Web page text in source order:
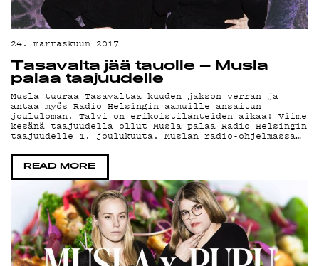
G LIVELAB
24. marraskuun 2017
Tasavalta jää tauolle – Musla
palaa taajuudelle
Musla tuuraa Tasavaltaa kuuden jakson verran ja
antaa myös Radio Helsingin aamuille ansaitun
joululoman. Talvi on erikoistilanteiden aikaa! Viime
kesänä taajuudella ollut Musla palaa Radio Helsingin
taajuudelle 1. joulukuuta. Muslan radio-ohjelmassa…
READ MORE